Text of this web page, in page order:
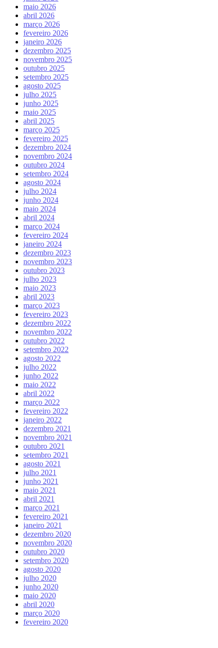
maio 2026
abril 2026
março 2026
fevereiro 2026
janeiro 2026
dezembro 2025
novembro 2025
outubro 2025
setembro 2025
agosto 2025
julho 2025
junho 2025
maio 2025
abril 2025
março 2025
fevereiro 2025
dezembro 2024
novembro 2024
outubro 2024
setembro 2024
agosto 2024
julho 2024
junho 2024
maio 2024
abril 2024
março 2024
fevereiro 2024
janeiro 2024
dezembro 2023
novembro 2023
outubro 2023
julho 2023
maio 2023
abril 2023
março 2023
fevereiro 2023
dezembro 2022
novembro 2022
outubro 2022
setembro 2022
agosto 2022
julho 2022
junho 2022
maio 2022
abril 2022
março 2022
fevereiro 2022
janeiro 2022
dezembro 2021
novembro 2021
outubro 2021
setembro 2021
agosto 2021
julho 2021
junho 2021
maio 2021
abril 2021
março 2021
fevereiro 2021
janeiro 2021
dezembro 2020
novembro 2020
outubro 2020
setembro 2020
agosto 2020
julho 2020
junho 2020
maio 2020
abril 2020
março 2020
fevereiro 2020